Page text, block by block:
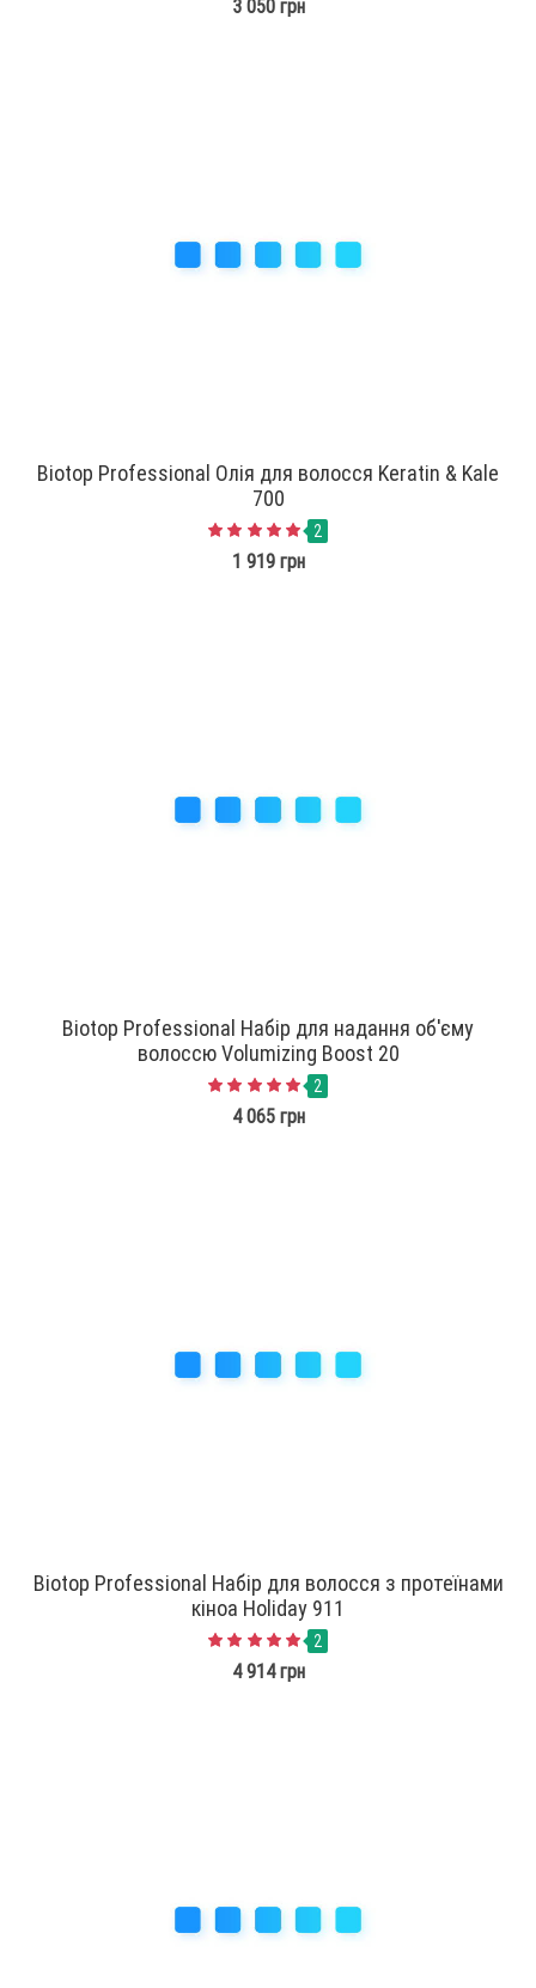
3 050 грн
Biotop Professional Олія для волосся Keratin & Kale
700
2
1 919 грн
Biotop Professional Набір для надання об'єму
волоссю Volumizing Boost 20
2
4 065 грн
Biotop Professional Набір для волосся з протеїнами
кіноа Holiday 911
2
4 914 грн